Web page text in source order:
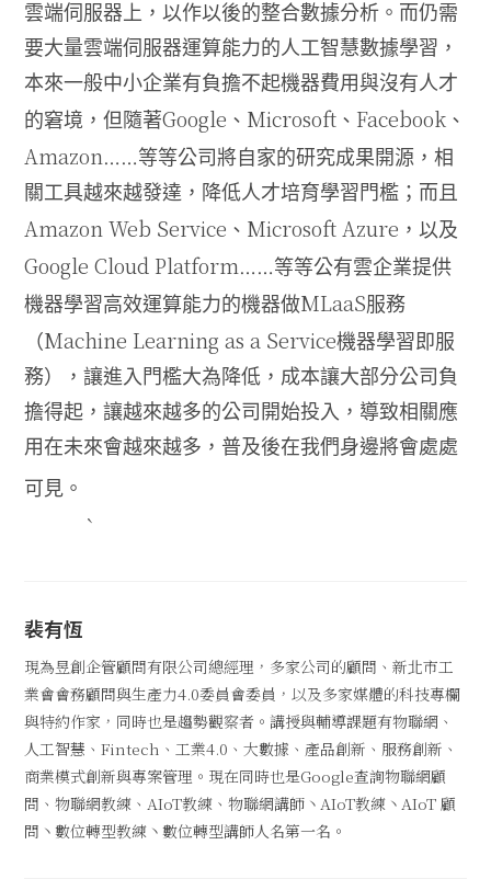
雲端伺服器上，以作以後的整合數據分析。而仍需
要大量雲端伺服器運算能力的人工智慧數據學習，
本來一般中小企業有負擔不起機器費用與沒有人才
的窘境，但隨著Google 、 Microsoft 、 Facebook 、
Amazon……等等公司將自家的研究成果開源，相
關工具越來越發達，降低人才培育學習門檻；而且
Amazon Web Service 、 Microsoft Azure ，以及
Google Cloud Platform……等等公有雲企業提供
機器學習高效運算能力的機器做MLaaS服務
（Machine Learning as a Service機器學習即服
務），讓進入門檻大為降低，成本讓大部分公司負
擔得起，讓越來越多的公司開始投入，導致相關應
用在未來會越來越多，普及後在我們身邊將會處處
可見。
`
裴有恆
現為昱創企管顧問有限公司總經理，多家公司的顧問、新北市工
業會會務顧問與生產力4.0委員會委員，以及多家媒體的科技專欄
與特約作家，同時也是趨勢觀察者。講授與輔導課題有物聯網、
人工智慧、Fintech、工業4.0、大數據、產品創新、服務創新、
商業模式創新與專案管理。現在同時也是Google查詢物聯網顧
問、物聯網教練、AIoT教練、物聯網講師丶AIoT教練丶AIoT 顧
問丶數位轉型教練丶數位轉型講師人名第一名。